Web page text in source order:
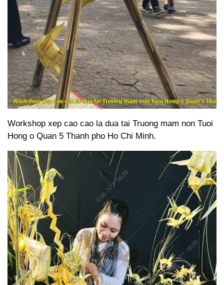
Workshop xep cao cao la dua tai Truong mam non Tuoi
Hong o Quan 5 Thanh pho Ho Chi Minh.